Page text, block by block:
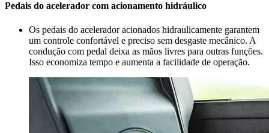
Pedais do acelerador com acionamento hidráulico
Os pedais do acelerador acionados hidraulicamente garantem
um controle confortável e preciso sem desgaste mecânico. A
condução com pedal deixa as mãos livres para outras funções.
Isso economiza tempo e aumenta a facilidade de operação.